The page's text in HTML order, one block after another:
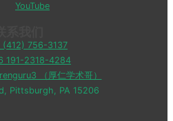
YouTube
(412) 756-3137
191-2318-4284
（厚仁学术哥）
Pittsburgh, PA 15206